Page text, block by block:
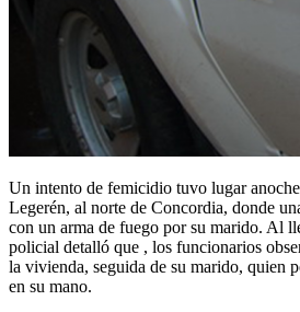
Un intento de femicidio tuvo lugar
Legerén, al norte de Concordia, donde
con un arma de fuego por su marido. Al
policial detalló que , los funcionarios
la vivienda, seguida de su marido, quien
en su mano.